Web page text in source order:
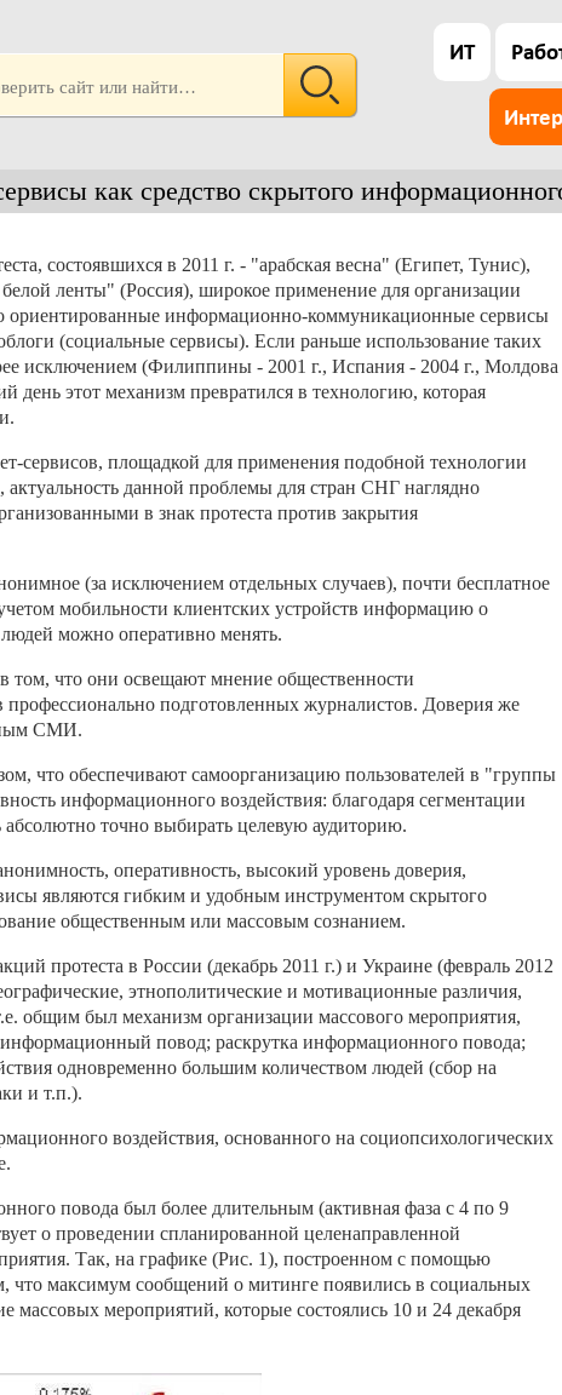
ИТ
как средство скрытого
состоявшихся в 2011 г. - "арабская весна" (Египет, Тунис),
ленты" (Россия), широкое применение для организации
ориентированные информационно-коммуникационные сервисы
(социальные сервисы). Если раньше использование таких
исключением (Филиппины - 2001 г., Испания - 2004 г., Молдова
день этот механизм превратился в технологию, которая
сервисов, площадкой для применения подобной технологии
актуальность данной проблемы для стран СНГ наглядно
в знак протеста против закрытия
(за исключением отдельных случаев), почти бесплатное
мобильности клиентских устройств информацию о
можно оперативно менять.
том, что они освещают мнение общественности
профессионально подготовленных журналистов. Доверия же
СМИ.
что обеспечивают самоорганизацию пользователей в "группы
информационного воздействия: благодаря сегментации
абсолютно точно выбирать целевую аудиторию.
оперативность, высокий уровень доверия,
являются гибким и удобным инструментом скрытого
общественным или массовым сознанием.
протеста в России (декабрь 2011 г.) и Украине (февраль 2012
этнополитические и мотивационные различия,
общим был механизм организации массового мероприятия,
повод; раскрутка информационного повода;
одновременно большим количеством людей (сбор на
и т.п.).
воздействия, основанного на социопсихологических
повода был более длительным (активная фаза с 4 по 9
о проведении спланированной целенаправленной
Так, на графике (Рис. 1), построенном с помощью
что максимум сообщений о митинге появились в социальных
массовых мероприятий, которые состоялись 10 и 24 декабря